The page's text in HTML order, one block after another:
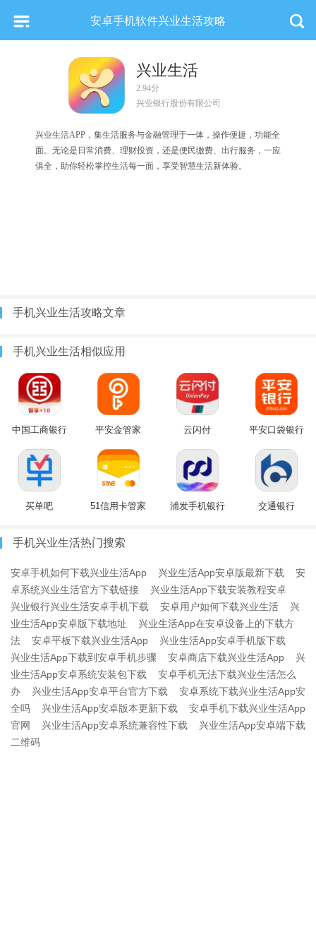
安卓手机软件兴业生活攻略
兴业生活
2.94分
兴业银行股份有限公司
兴业生活APP，集生活服务与金融管理于一体，操作便捷，功能全
面。无论是日常消费、理财投资，还是便民缴费、出行服务，一应
俱全，助你轻松掌控生活每一面，享受智慧生活新体验。
手机兴业生活攻略文章
手机兴业生活相似应用
中国工商银行 平安金管家 云闪付 平安口袋银行
买单吧 51信用卡管家 浦发手机银行 交通银行
手机兴业生活热门搜索
安卓手机如何下载兴业生活App 兴业生活App安卓版最新下载
安
卓系统兴业生活官方下载链接
兴业生活App下载安装教程安卓
兴业银行兴业生活安卓手机下载
安卓用户如何下载兴业生活
兴
业生活App安卓版下载地址
兴业生活App在安卓设备上的下载方
法
安卓平板下载兴业生活App
兴业生活App安卓手机版下载
兴业生活App下载到安卓手机步骤
安卓商店下载兴业生活App
兴
业生活App安卓系统安装包下载
安卓手机无法下载兴业生活怎么
办
兴业生活App安卓平台官方下载
安卓系统下载兴业生活App安
全吗
兴业生活App安卓版本更新下载
安卓手机下载兴业生活App
官网
兴业生活App安卓系统兼容性下载
兴业生活App安卓端下载
二维码